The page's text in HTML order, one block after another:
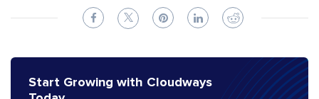
Start Growing with Cloudways